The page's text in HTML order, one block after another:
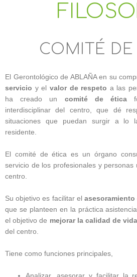
COMITÉ DE
El Gerontológico de ABLAÑA en su
servicio y el valor de respeto a las
ha creado un comité de ética
interdisciplinar del centro, que dé
situaciones que puedan surgir a lo
residente.
El comité de ética es un órgano
servicio de los profesionales y personas
centro.
Su objetivo es facilitar el
que se planteen en la práctica
el objetivo de mejorar la calidad de vida
del centro.
Tiene como funciones principales,